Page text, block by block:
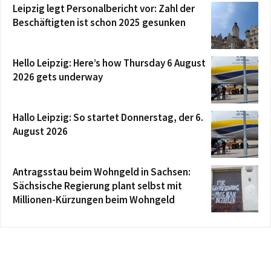
Leipzig legt Personalbericht vor: Zahl der
Beschäftigten ist schon 2025 gesunken
Hello Leipzig: Here’s how Thursday 6 August
2026 gets underway
Hallo Leipzig: So startet Donnerstag, der 6.
August 2026
Antragsstau beim Wohngeld in Sachsen:
Sächsische Regierung plant selbst mit
Millionen-Kürzungen beim Wohngeld